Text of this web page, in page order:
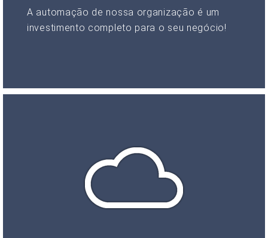
A automação de nossa organização é um
investimento completo para o seu negócio!